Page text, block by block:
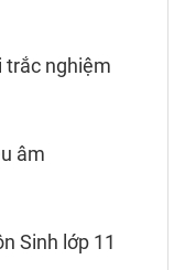
trắc nghiệm
âm
Sinh lớp 11